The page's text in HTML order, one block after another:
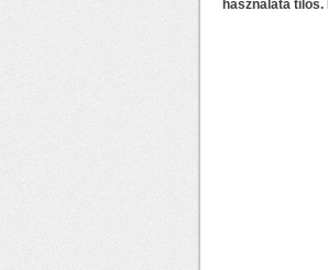
használata